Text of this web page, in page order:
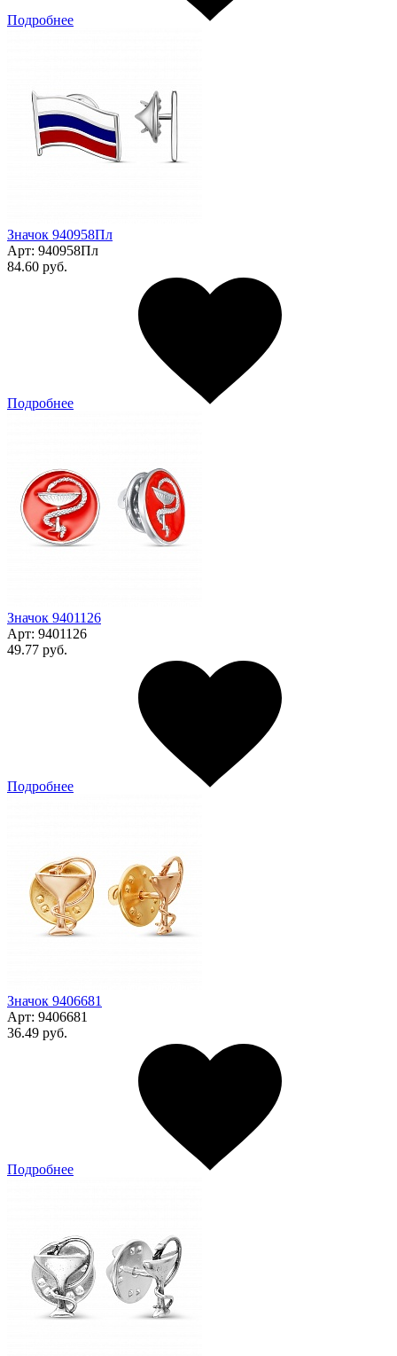
Подробнее
Значок 940958Пл
Арт: 940958Пл
84.60 руб.
Подробнее
Значок 9401126
Арт: 9401126
49.77 руб.
Подробнее
Значок 9406681
Арт: 9406681
36.49 руб.
Подробнее